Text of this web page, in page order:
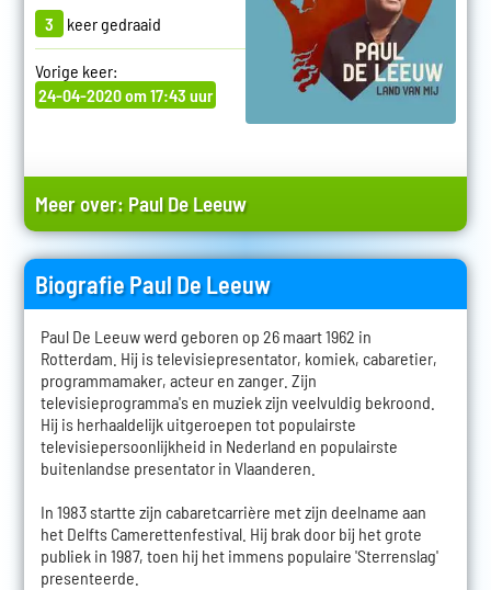
3 keer gedraaid
Vorige keer:
24-04-2020 om 17:43 uur
Meer over: Paul De Leeuw
Biografie Paul De Leeuw
Paul De Leeuw werd geboren op 26 maart 1962 in
Rotterdam. Hij is televisiepresentator, komiek, cabaretier,
programmamaker, acteur en zanger. Zijn
televisieprogramma's en muziek zijn veelvuldig bekroond.
Hij is herhaaldelijk uitgeroepen tot populairste
televisiepersoonlijkheid in Nederland en populairste
buitenlandse presentator in Vlaanderen.
In 1983 startte zijn cabaretcarrière met zijn deelname aan
het Delfts Camerettenfestival. Hij brak door bij het grote
publiek in 1987, toen hij het immens populaire 'Sterrenslag'
presenteerde.